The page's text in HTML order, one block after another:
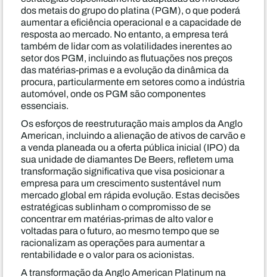
dos metais do grupo do platina (PGM), o que poderá
aumentar a eficiência operacional e a capacidade de
resposta ao mercado. No entanto, a empresa terá
também de lidar com as volatilidades inerentes ao
setor dos PGM, incluindo as flutuações nos preços
das matérias-primas e a evolução da dinâmica da
procura, particularmente em setores como a indústria
automóvel, onde os PGM são componentes
essenciais.
Os esforços de reestruturação mais amplos da Anglo
American, incluindo a alienação de ativos de carvão e
a venda planeada ou a oferta pública inicial (IPO) da
sua unidade de diamantes De Beers, refletem uma
transformação significativa que visa posicionar a
empresa para um crescimento sustentável num
mercado global em rápida evolução. Estas decisões
estratégicas sublinham o compromisso de se
concentrar em matérias-primas de alto valor e
voltadas para o futuro, ao mesmo tempo que se
racionalizam as operações para aumentar a
rentabilidade e o valor para os acionistas.
A transformação da Anglo American Platinum na